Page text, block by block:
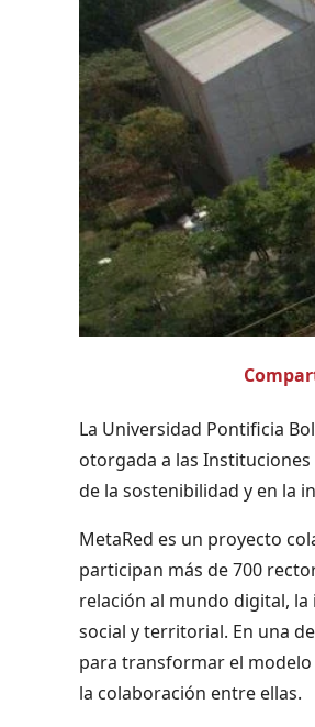
La Universidad Pontificia
otorgada a las
de la sostenibilidad y en la
MetaRed es un proyecto
participan más de 700
relación al mundo digital,
social y territorial. En una
para transformar el modelo
la colaboración entre ellas.